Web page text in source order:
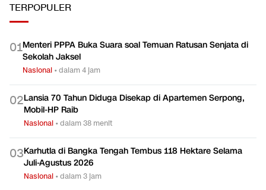
TERPOPULER
01Menteri PPPA Buka Suara soal Temuan Ratusan Senjata di
Sekolah Jaksel
Nasional •dalam 4 jam
02Lansia 70 Tahun Diduga Disekap di Apartemen Serpong,
Mobil-HP Raib
Nasional •dalam 38 menit
03Karhutla di Bangka Tengah Tembus 118 Hektare Selama
Juli-Agustus 2026
Nasional •dalam 3 jam